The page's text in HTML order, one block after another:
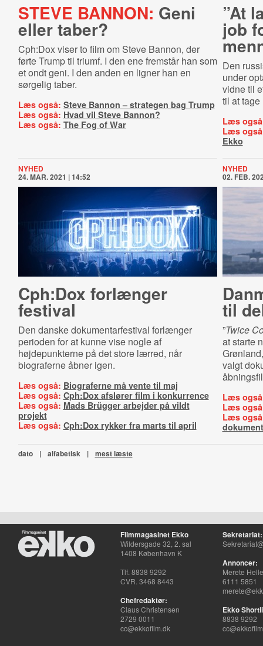
STEVE BANNON: Geni
eller taber?
Cph:Dox viser to film om Steve Bannon, der
førte Trump til triumf. I den ene fremstår han som
et ondt geni. I den anden en ligner han en
sørgelig taber.
Læs også: Steve Bannon – strategen bag Trump
Læs også: Hvad vil Steve Bannon?
Læs også: The Fog of War
”At
job
Den
under
vidne til
til at
Læs
Læs
Ekko
NYHED
24. MAR. 2021 | 14:52
Cph:Dox forlænger
festival
Den danske dokumentarfestival forlænger
perioden for at kunne vise nogle af
højdepunkterne på det store lærred, når
biograferne åbner igen.
Læs også: Biograferne må vente til maj
Læs også: Cph:Dox afslører film i konkurrence
Læs også: Mads Brügger arbejder på vildt
projekt
Læs også: Cph:Dox rykker fra marts til april
NYHED
02. FEB.
til
”Twice
at starte
valgt
Læs
Læs
Læs
dato | alfabetisk | mest læste
Filmmagasinet Ekko
Wildersgade 32, 2. sal
1408 København K
Tlf. 8838 9292
CVR. 3468 8443
Chefredaktør:
Claus Christensen
2729 0011
cc@ekkofilm.dk
Sekretariat:
Annoncer:
Merete
6111 5851
Ekko
8838 9292